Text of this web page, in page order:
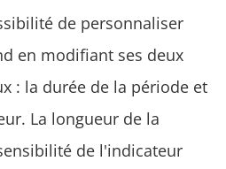
de personnaliser
en modifiant ses deux
: la durée de la période et
La longueur de la
de l'indicateur